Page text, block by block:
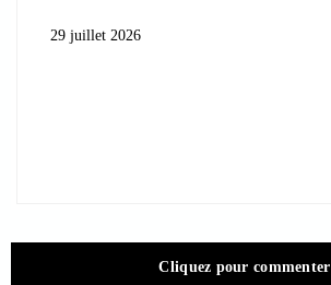
29 juillet 2026
Cliquez pour commenter